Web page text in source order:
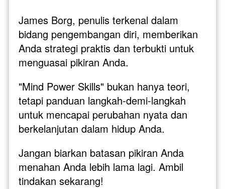
James Borg, penulis terkenal dalam
bidang pengembangan diri, memberikan
Anda strategi praktis dan terbukti untuk
menguasai pikiran Anda.
"Mind Power Skills" bukan hanya teori,
tetapi panduan langkah-demi-langkah
untuk mencapai perubahan nyata dan
berkelanjutan dalam hidup Anda.
Jangan biarkan batasan pikiran Anda
menahan Anda lebih lama lagi. Ambil
tindakan sekarang!